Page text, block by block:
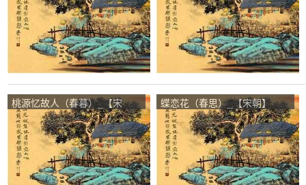
桃源忆故人（春暮）_【宋
朝】_【吴礼之】
蝶恋花（春思）_【宋朝】
_【吴礼之】